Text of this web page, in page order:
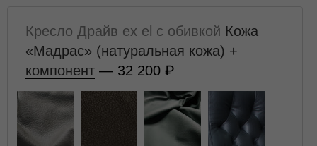
Кресло Драйв ex el с обивкой Кожа
«Мадрас» (натуральная кожа) +
компонент — 32 200